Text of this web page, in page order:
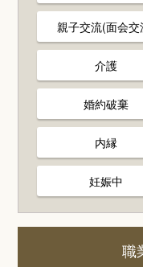
親子交流(面会交
介護
婚約破棄
内縁
妊娠中
職